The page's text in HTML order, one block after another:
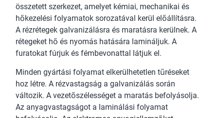
összetett szerkezet, amelyet kémiai, mechanikai és
hőkezelési folyamatok sorozatával kerül előállításra.
A rézrétegek galvanizálásra és maratásra kerülnek. A
rétegeket hő és nyomás hatására lamináljuk. A
furatokat fúrjuk és fémbevonattal látjuk el.
Minden gyártási folyamat elkerülhetetlen tűréseket
hoz létre. A rézvastagság a galvanizálás során
változik. A vezetőszélességet a maratás befolyásolja.
Az anyagvastagságot a laminálási folyamat